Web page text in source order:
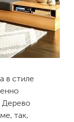
в стиле
Дерево
так,